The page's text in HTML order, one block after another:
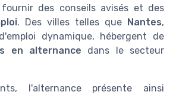
des conseils avisés et des
. Des villes telles que Nantes,
dynamique, hébergent de
en alternance dans le secteur
l'alternance présente ainsi